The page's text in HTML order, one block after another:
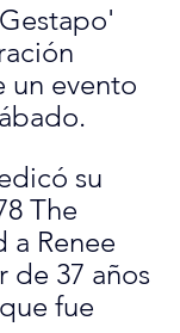
un evento
su
The
a Renee
de 37 años
fue